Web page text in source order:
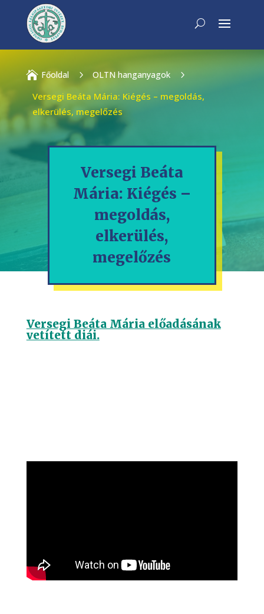
 Főoldal 5 OLTN hanganyagok
5
Versegi Beáta Mária: Kiégés – megoldás,
elkerülés, megelőzés
Versegi Beáta
Mária: Kiégés –
megoldás,
elkerülés,
megelőzés
Versegi Beáta Mária előadásának
vetített diái.